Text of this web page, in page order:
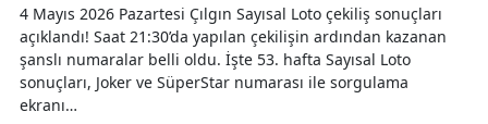
4 Mayıs 2026 Pazartesi Çılgın Sayısal Loto çekiliş sonuçları
açıklandı! Saat 21:30’da yapılan çekilişin ardından kazanan
şanslı numaralar belli oldu. İşte 53. hafta Sayısal Loto
sonuçları, Joker ve SüperStar numarası ile sorgulama
ekranı…